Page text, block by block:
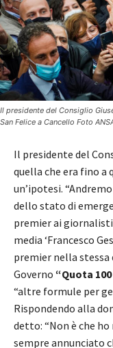
Il presidente del Consiglio
San Felice a Cancello Foto
Il presidente del
quella che era fino a
un’ipotesi.
dello stato di
premier ai
media ‘Francesco
premier nella stessa
Governo “Quota
“altre formule per
Rispondendo alla
detto: “Non è che
sempre annunciato